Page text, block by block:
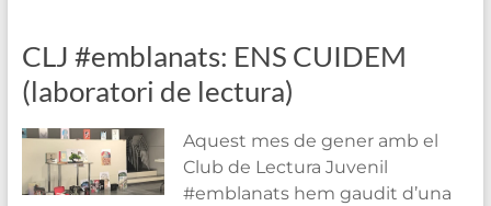
CLJ #emblanats: ENS CUIDEM
(laboratori de lectura)
Aquest mes de gener amb el
Club de Lectura Juvenil
#emblanats hem gaudit d’una